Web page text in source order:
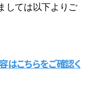
しては以下よりご
こちらをご確認く